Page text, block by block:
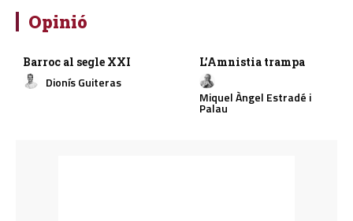
Opinió
Barroc al segle XXI
Dionís Guiteras
L’Amnistia trampa
Miquel Àngel Estradé i
Palau